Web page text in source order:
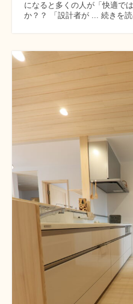
になると多くの人が「快適で
か？？ 「設計者が ... 続きを